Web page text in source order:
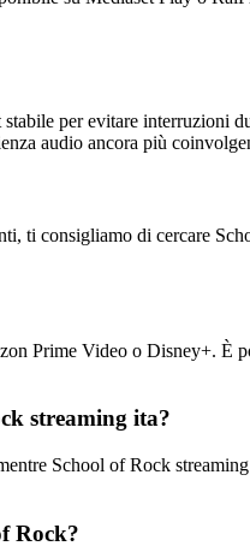
per evitare
audio ancora più
ti consigliamo di cercare
Prime Video o Disney+. È
streaming ita?
School of Rock
Rock?